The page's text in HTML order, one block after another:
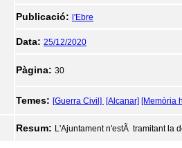
Publicació: l'Ebre
Data: 25/12/2020
Pàgina: 30
Temes: [Guerra Civil] [Alcanar] [Memòria
Resum: L'Ajuntament n'estÃ tramitant la